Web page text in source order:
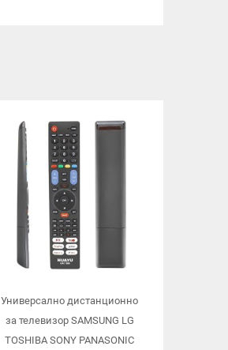
Универсално дистанционно
за телевизор SAMSUNG LG
TOSHIBA SONY PANASONIC